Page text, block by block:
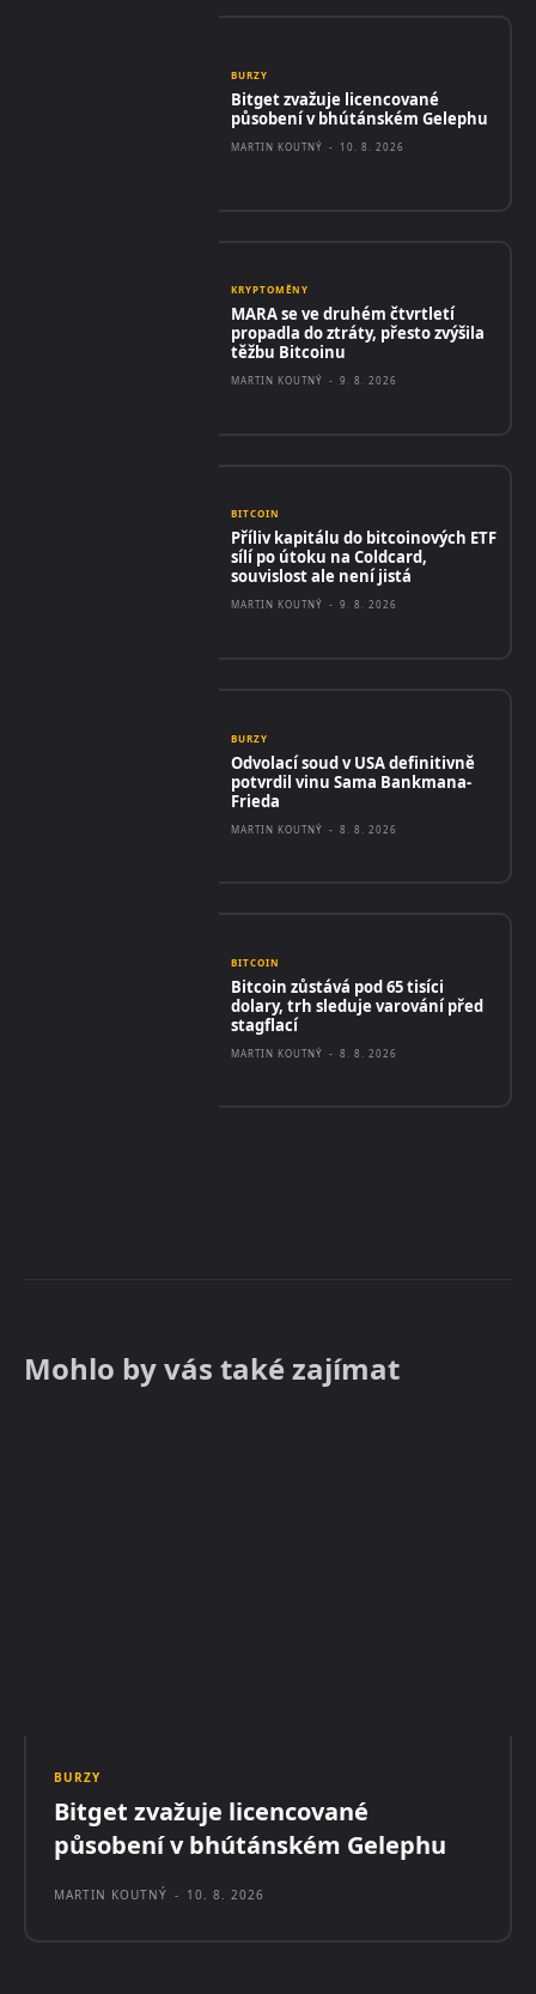
BURZY
Bitget zvažuje licencované
působení v bhútánském Gelephu
MARTIN KOUTNÝ - 10. 8. 2026
KRYPTOMĚNY
MARA se ve druhém čtvrtletí
propadla do ztráty, přesto zvýšila
těžbu Bitcoinu
MARTIN KOUTNÝ - 9. 8. 2026
BITCOIN
Příliv kapitálu do bitcoinových ETF
sílí po útoku na Coldcard,
souvislost ale není jistá
MARTIN KOUTNÝ - 9. 8. 2026
BURZY
Odvolací soud v USA definitivně
potvrdil vinu Sama Bankmana-
Frieda
MARTIN KOUTNÝ - 8. 8. 2026
BITCOIN
Bitcoin zůstává pod 65 tisíci
dolary, trh sleduje varování před
stagflací
MARTIN KOUTNÝ - 8. 8. 2026
Mohlo by vás také zajímat
BURZY
Bitget zvažuje licencované
působení v bhútánském Gelephu
MARTIN KOUTNÝ - 10. 8. 2026